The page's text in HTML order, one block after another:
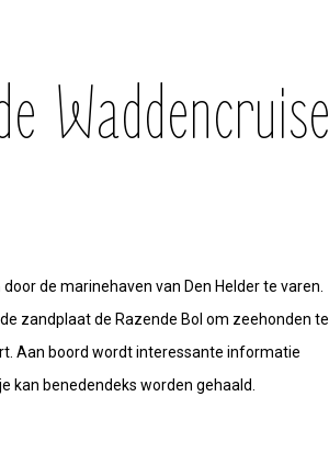
Waddencruise
de marinehaven van Den Helder te varen.
zandplaat de Razende Bol om zeehonden te
Aan boord wordt interessante informatie
kan benedendeks worden gehaald.